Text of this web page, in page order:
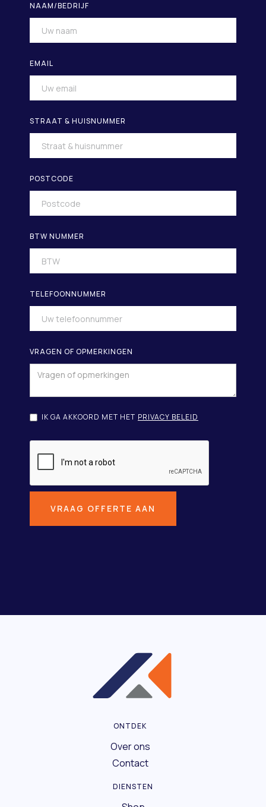
NAAM/BEDRIJF
EMAIL
STRAAT & HUISNUMMER
POSTCODE
BTW NUMMER
TELEFOONNUMMER
VRAGEN OF OPMERKINGEN
IK GA AKKOORD MET HET PRIVACY BELEID
ONTDEK
Over ons
Contact
DIENSTEN